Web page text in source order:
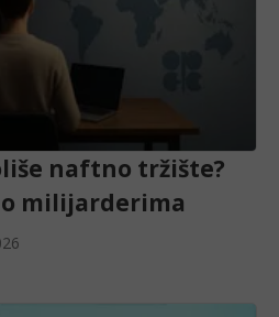
naftno tržište?
milijarderima